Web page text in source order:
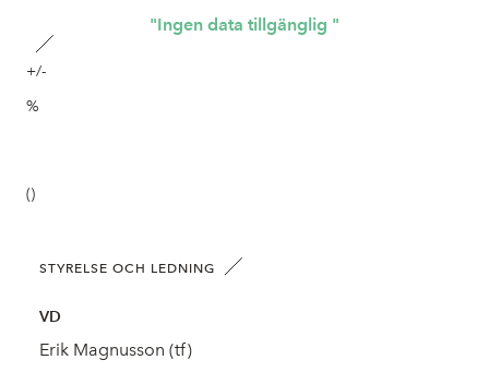
"Ingen data tillgänglig "
+/-
%
()
STYRELSE OCH LEDNING
VD
Erik Magnusson (tf)